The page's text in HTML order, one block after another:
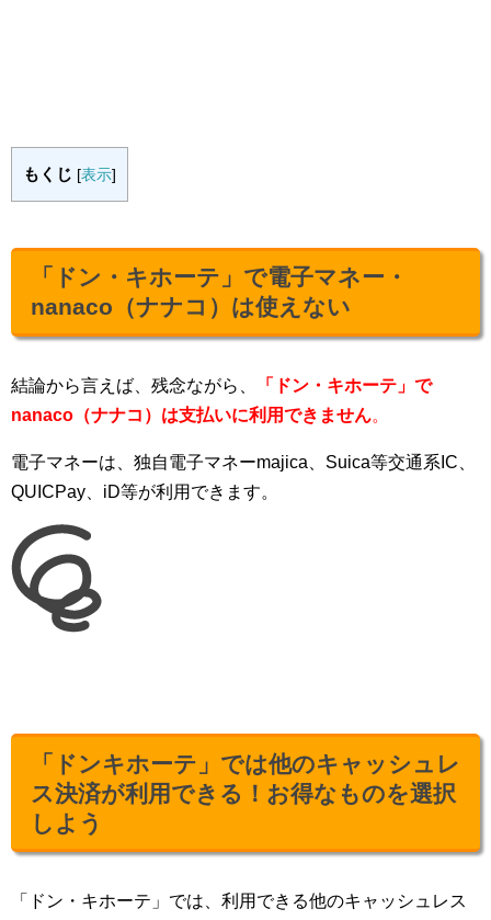
もくじ [表示]
「ドン・キホーテ」で電子マネー・
nanaco（ナナコ）は使えない
結論から言えば、残念ながら、
「ドン・キホーテ」で
nanaco（ナナコ）は支払いに利用できません。
電子マネーは、独自電子マネーmajica、Suica等交通系IC、
QUICPay、iD等が利用できます。
「ドンキホーテ」では他のキャッシュレ
ス決済が利用できる！お得なものを選択
しよう
「ドン・キホーテ」では、利用できる他のキャッシュレス